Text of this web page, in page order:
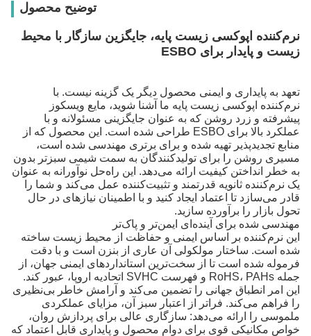
توضیح محصول
نرم‌کننده اپوکسی زیست‌ پایه، جایگزین سازگار با محیط
زیست و پایدار برای ESBO
تعهد به پایداری و ایمنی محصول دیگر یک گزینه نیست. با
نرم‌کننده اپوکسی زیست‌ پایه ما آشنا شوید، مایع ویسکوز
پیشرفته و زرد روشن که به عنوان جایگزینی مسئولانه و با
عملکرد بالا برای ESBO طراحی شده است. این محصول که از
منابع تجدیدپذیر تهیه شده و برای برتری مهندسی شده است،
مسیری روشن را برای تولیدکنندگان به سمت شیمی سبزتر بدون
به خطر انداختن کیفیت ارائه می‌دهد. این راه‌حل نوآورانه به عنوان
یک نرم‌کننده ثانویه قدرتمند و تثبیت‌کننده عمل می‌کند و شما را
قادر می‌سازد تا اعتماد ایجاد کنید و با اطمینان نیازهای در حال
تحول بازار را برآورده سازید.
مهندسی شده برای آینده‌ای ایمن‌تر و پاک‌تر
این نرم‌کننده بر اساس ایمنی و حفاظت از محیط زیست ساخته
شده است. ساختار مولکولی آن عاری از بنزن است و با دقت
فرموله شده است تا از سخت‌ترین استانداردهای ایمنی جهان، از
جمله RoHS، PAHs و فهرست SVHC اتحادیه اروپا، عبور کند.
این امر انطباق جهانی را تضمین می‌کند و آرامش خاطر بی‌نظیری
را فراهم می‌کند. فراتر از اعتبار سبز آن، مزایای عملکردی
ملموسی را ارائه می‌دهد: سازگاری عالی برای پردازش روان،
خواص مکانیکی قوی برای دوام محصول و پایداری قابل اعتماد که